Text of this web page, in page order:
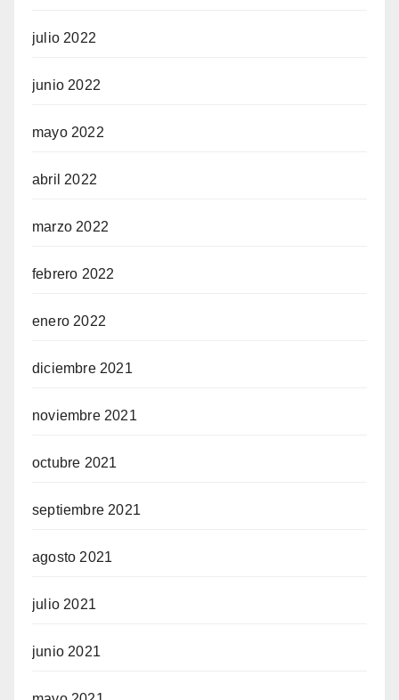
julio 2022
junio 2022
mayo 2022
abril 2022
marzo 2022
febrero 2022
enero 2022
diciembre 2021
noviembre 2021
octubre 2021
septiembre 2021
agosto 2021
julio 2021
junio 2021